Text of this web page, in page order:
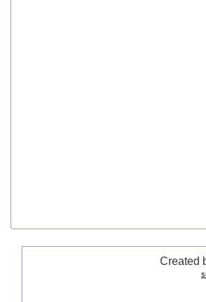
Created